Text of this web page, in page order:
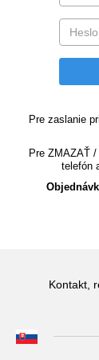
Pre zaslanie
Pre ZMAZAŤ
telefón
Kontakt,